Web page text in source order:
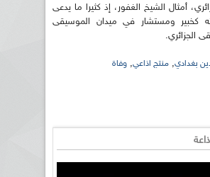
أمثال الشيخ الغفور، إذ كثيرا ما يدعى
كخبير ومستشار في ميدان الموسيقى
الجزائري.
بغدادي, منتج اذاعي, وفاة